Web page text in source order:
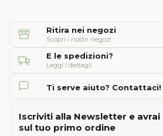
Ritira nei negozi
Scopri i nostri negozi
E le spedizioni?
Leggi i dettagli
Ti serve aiuto? Contattaci!
Iscriviti alla Newsletter e avrai
sul tuo primo ordine